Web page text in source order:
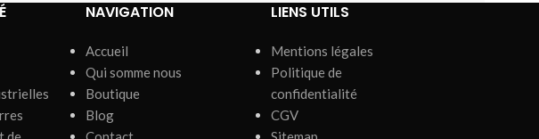
NAVIGATION
Accueil
Qui somme nous
Boutique
Blog
LIENS UTILS
Mentions légales
Politique de
confidentialité
CGV